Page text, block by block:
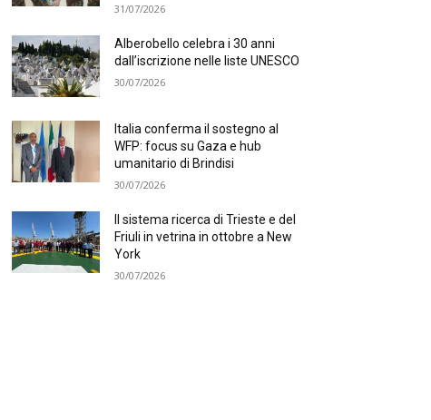
31/07/2026
Alberobello celebra i 30 anni
dall’iscrizione nelle liste UNESCO
30/07/2026
Italia conferma il sostegno al
WFP: focus su Gaza e hub
umanitario di Brindisi
30/07/2026
Il sistema ricerca di Trieste e del
Friuli in vetrina in ottobre a New
York
30/07/2026